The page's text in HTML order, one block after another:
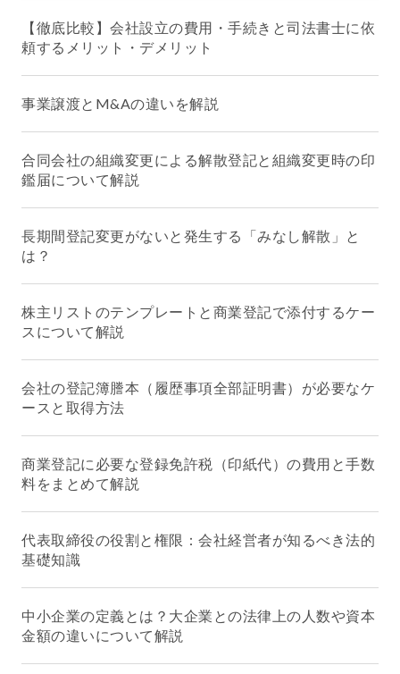
【徹底比較】会社設立の費用・手続きと司法書士に依
頼するメリット・デメリット
事業譲渡とM&Aの違いを解説
合同会社の組織変更による解散登記と組織変更時の印
鑑届について解説
長期間登記変更がないと発生する「みなし解散」と
は？
株主リストのテンプレートと商業登記で添付するケー
スについて解説
会社の登記簿謄本（履歴事項全部証明書）が必要なケ
ースと取得方法
商業登記に必要な登録免許税（印紙代）の費用と手数
料をまとめて解説
代表取締役の役割と権限：会社経営者が知るべき法的
基礎知識
中小企業の定義とは？大企業との法律上の人数や資本
金額の違いについて解説